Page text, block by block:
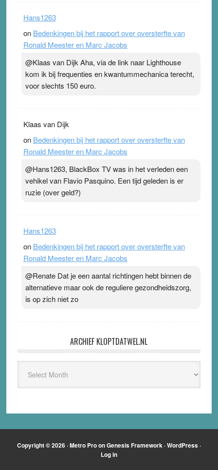
Hans1263
on Bedenkingen bij het rapport over oversterfte van
Ronald Meester en Marc Jacobs
@Klaas van Dijk Aha, via de link naar Lighthouse
kom ik bij frequenties en kwantummechanica terecht,
voor slechts 150 euro.
Klaas van Dijk
on Bedenkingen bij het rapport over oversterfte van
Ronald Meester en Marc Jacobs
@Hans1263, BlackBox TV was in het verleden een
vehikel van Flavio Pasquino. Een tijd geleden is er
ruzie (over geld?)
Hans1263
on Bedenkingen bij het rapport over oversterfte van
Ronald Meester en Marc Jacobs
@Renate Dat je een aantal richtingen hebt binnen de
alternatieve maar ook de reguliere gezondheidszorg,
is op zich niet zo
ARCHIEF KLOPTDATWEL.NL
Kloptdatwel.nl
Copyright © 2026 ·Metro ProonGenesis Framework ·WordPress ·
Log in